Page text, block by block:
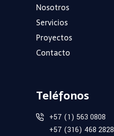
Nosotros
Servicios
Proyectos
Contacto
Teléfonos
+57 (1) 563 0808
+57 (316) 468 2828